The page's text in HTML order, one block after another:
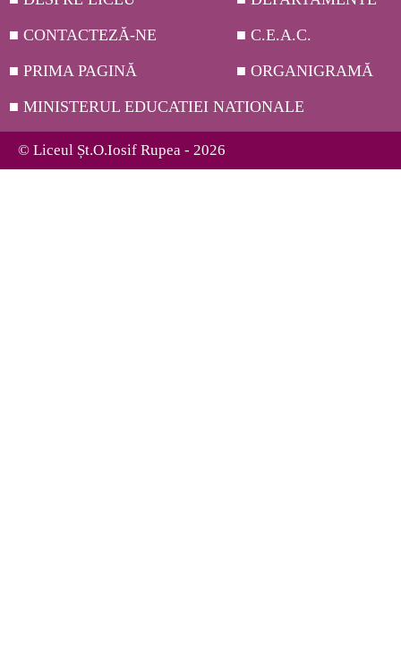
■ CONTACTEZĂ-NE
■ C.E.A.C.
■ PRIMA PAGINĂ
■ ORGANIGRAMĂ
■ MINISTERUL EDUCATIEI NATIONALE
© Liceul Șt.O.Iosif Rupea - 2026